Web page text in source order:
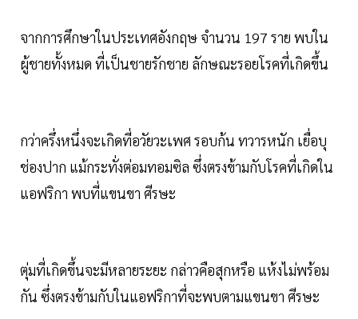
จากการศึกษาในประเทศอังกฤษ จำนวน 197 ราย พบใน
ผู้ชายทั้งหมด ที่เป็นชายรักชาย ลักษณะรอยโรคที่เกิดขึ้น
กว่าครึ่งหนึ่งจะเกิดที่อวัยวะเพศ รอบก้น ทวารหนัก เยื่อบุ
ช่องปาก แม้กระทั่งต่อมทอมซิล ซึ่งตรงข้ามกับโรคที่เกิดใน
แอฟริกา พบที่แขนขา ศีรษะ
ตุ่มที่เกิดขึ้นจะมีหลายระยะ กล่าวคือสุกหรือ แห้งไม่พร้อม
กัน ซึ่งตรงข้ามกับในแอฟริกาที่จะพบตามแขนขา ศีรษะ